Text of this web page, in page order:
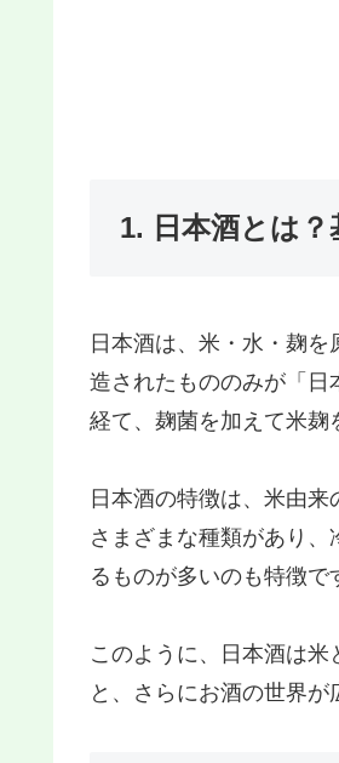
1. 日本酒とは
日本酒は、米・水・麹
造されたもののみが「日
経て、麹菌を加えて米麹
日本酒の特徴は、米由
さまざまな種類があり
るものが多いのも特徴で
このように、日本酒は
と、さらにお酒の世界が